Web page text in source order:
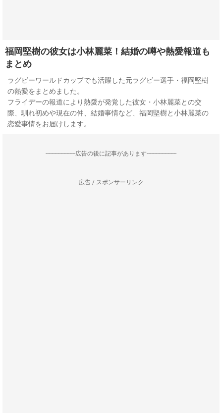
福岡堅樹の彼女は小林麗菜！結婚の噂や熱愛報道も
まとめ
ラグビーワールドカップでも活躍した元ラグビー選手・福岡堅樹
の熱愛をまとめました。
フライデーの報道により熱愛が発覚した彼女・小林麗菜との交
際、馴れ初めや現在の仲、結婚事情など、福岡堅樹と小林麗菜の
恋愛事情をお届けします。
--------------------広告の後に記事があります--------------------
広告 / スポンサーリンク